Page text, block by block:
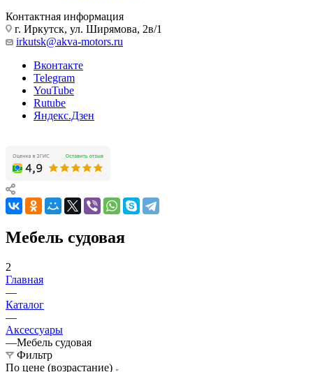
Контактная информация
г. Иркутск, ул. Ширямова, 2в/1
irkutsk@akva-motors.ru
Вконтакте
Telegram
YouTube
Rutube
Яндекс.Дзен
Мебель судовая
2
Главная
—
Каталог
—
Аксессуары
—Мебель судовая
Фильтр
По цене (возрастание)